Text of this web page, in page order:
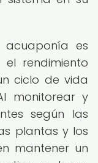
acuaponía es
rendimiento
ciclo de vida
monitorear y
según las
plantas y los
mantener un